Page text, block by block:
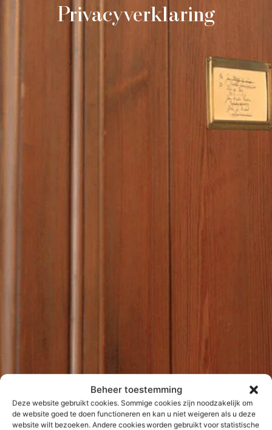
Beheer toestemming
Deze website gebruikt cookies. Sommige cookies zijn noodzakelijk om
de website goed te doen functioneren en kan u niet weigeren als u deze
website wilt bezoeken. Andere cookies worden gebruikt voor statistische
Privacyverklaring